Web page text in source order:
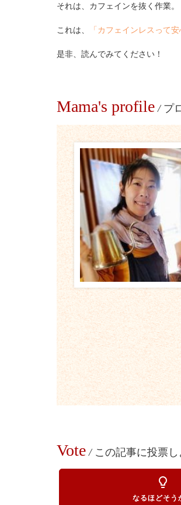
それは、カフェインを抜く作業。
これは、 「カフェインレスって
是非、読んでみてください！
Mama's profile / プ
Vote / この記事に投票し
lightbulb_outline
なるほどそう